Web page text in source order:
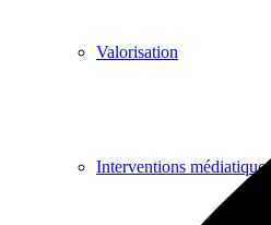
Valorisation
Interventions médiatiques